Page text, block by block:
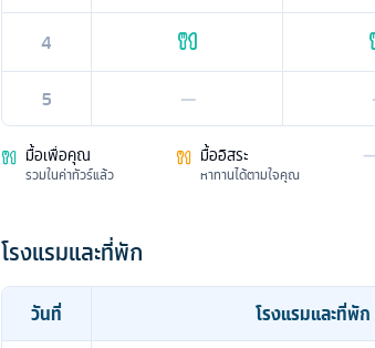
4
5
—
มื้อเพื่อคุณ
รวมในค่าทัวร์แล้ว
มื้ออิสระ
หาทานได้ตามใจคุณ
—
โรงแรมและที่พัก
วันที่ โรงแรมและที่พัก